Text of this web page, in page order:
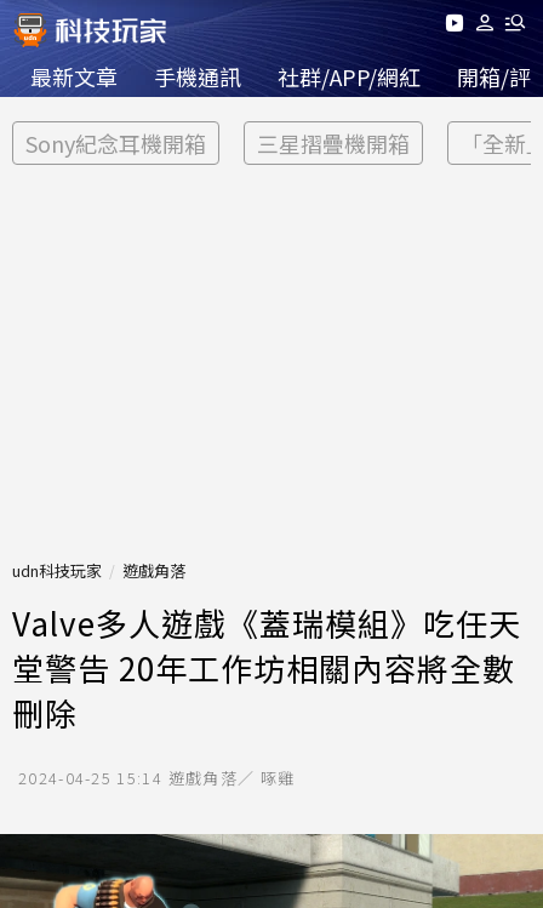
最新文章 手機通訊 社群/APP/網紅 開箱/評
Sony紀念耳機開箱 三星摺疊機開箱 「全新
udn科技玩家 遊戲角落
Valve多人遊戲《蓋瑞模組》吃任天
堂警告 20年工作坊相關內容將全數
刪除
2024-04-25 15:14 遊戲角落／ 啄雞